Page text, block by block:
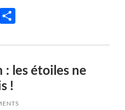
LinkedIn
: les étoiles ne
!